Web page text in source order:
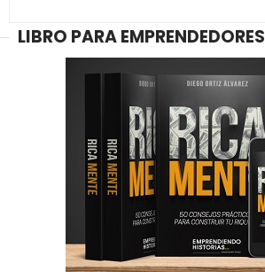
LIBRO PARA EMPRENDEDORES